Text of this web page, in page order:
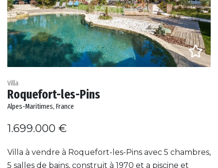
Villa
Roquefort-les-Pins
Alpes-Maritimes, France
1.699.000 €
Villa à vendre à Roquefort-les-Pins avec 5 chambres,
5 salles de bains, construit à 1970 et a piscine et